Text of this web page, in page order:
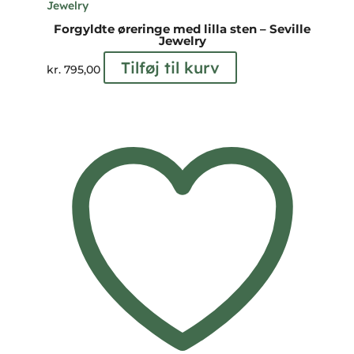
Forgyldte øreringe med lilla sten – Seville
Jewelry
kr.795,00 Tilføj til kurv